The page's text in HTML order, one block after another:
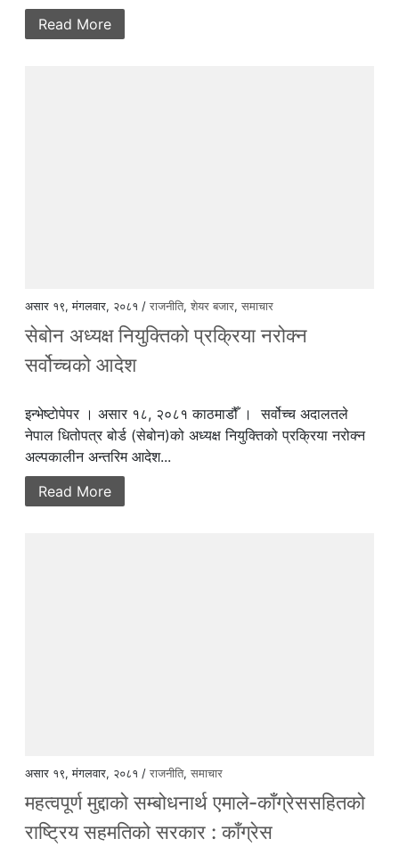
Read More
असार १९, मंगलवार, २०८१ /राजनीति,शेयर बजार,समाचार
सेबोन अध्यक्ष नियुक्तिको प्रक्रिया नरोक्न
सर्वोच्चको आदेश
इन्भेष्टाेपेपर । असार १८, २०८१ काठमाडौँ । सर्वोच्च अदालतले
नेपाल धितोपत्र बोर्ड (सेबोन)को अध्यक्ष नियुक्तिको प्रक्रिया नरोक्न
अल्पकालीन अन्तरिम आदेश...
Read More
असार १९, मंगलवार, २०८१ /राजनीति,समाचार
महत्वपूर्ण मुद्दाको सम्बोधनार्थ एमाले-काँग्रेससहितको
राष्ट्रिय सहमतिको सरकार : काँग्रेस